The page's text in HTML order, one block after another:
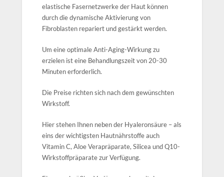
elastische Fasernetzwerke der Haut können
durch die dynamische Aktivierung von
Fibroblasten repariert und gestärkt werden.
Um eine optimale Anti-Aging-Wirkung zu
erzielen ist eine Behandlungszeit von 20-30
Minuten erforderlich.
Die Preise richten sich nach dem gewünschten
Wirkstoff.
Hier stehen Ihnen neben der Hyaleronsäure – als
eins der wichtigsten Hautnährstoffe auch
Vitamin C, Aloe Verapräparate, Silicea und Q10-
Wirkstoffpräparate zur Verfügung.